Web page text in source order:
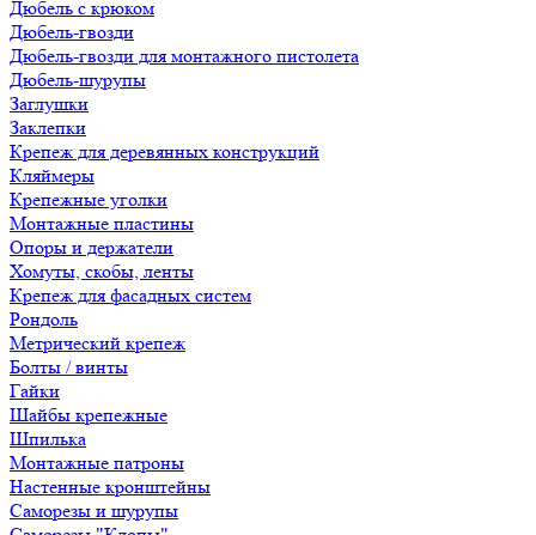
Дюбель с крюком
Дюбель-гвозди
Дюбель-гвозди для монтажного пистолета
Дюбель-шурупы
Заглушки
Заклепки
Крепеж для деревянных конструкций
Кляймеры
Крепежные уголки
Монтажные пластины
Опоры и держатели
Хомуты, скобы, ленты
Крепеж для фасадных систем
Рондоль
Метрический крепеж
Болты / винты
Гайки
Шайбы крепежные
Шпилька
Монтажные патроны
Настенные кронштейны
Саморезы и шурупы